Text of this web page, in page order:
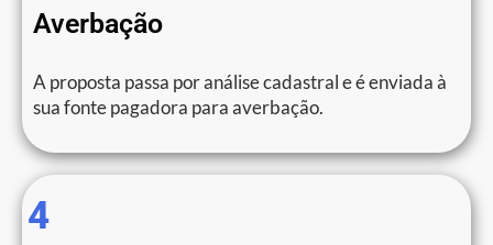
Averbação
A proposta passa por análise cadastral e é enviada à
sua fonte pagadora para averbação.
4